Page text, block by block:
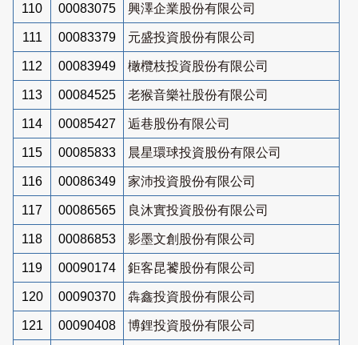
110 00083075 興澤企業股份有限公司
111 00083379 元盛投資股份有限公司
112 00083949 橄欖枝投資股份有限公司
113 00084525 老猴音樂社股份有限公司
114 00085427 逅巷股份有限公司
115 00085833 晨星環球投資股份有限公司
116 00086349 家沛投資股份有限公司
117 00086565 良沐實投資股份有限公司
118 00086853 影墨文創股份有限公司
119 00090174 鉅客昆饕股份有限公司
120 00090370 犇鑫投資股份有限公司
121 00090408 博鋰投資股份有限公司